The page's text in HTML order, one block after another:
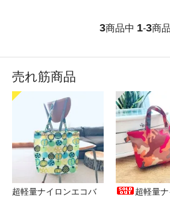
3商品中 1-3商品
売れ筋商品
超軽量ナイロンエコバ
超軽量